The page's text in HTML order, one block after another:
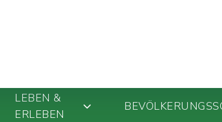
LEBEN &
ERLEBEN